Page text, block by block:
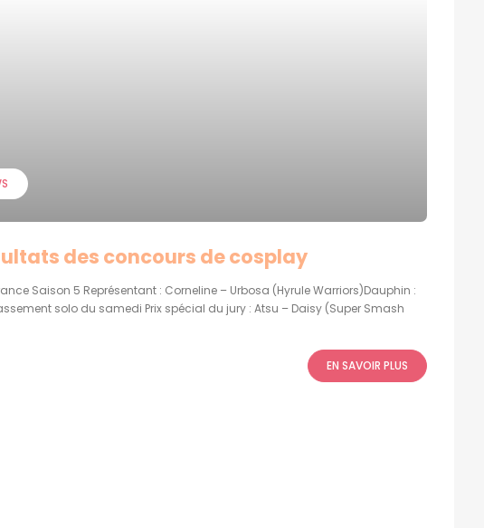
des concours de cosplay
Saison 5 Représentant : Corneline – Urbosa (Hyrule Warriors)Dauphin :
solo du samedi Prix spécial du jury : Atsu – Daisy (Super Smash
EN SAVOIR PLUS